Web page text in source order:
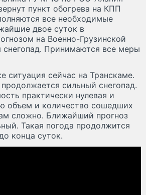
пункт обогрева на КПП
все необходимые
двое суток в
на Военно-Грузинской
снегопад. Принимаются все меры
ситуация сейчас на Транскаме.
сильный снегопад.
практически нулевая и
объем и количество сошедших
сложно. Ближайший прогноз
Такая погода продолжится
конца суток.